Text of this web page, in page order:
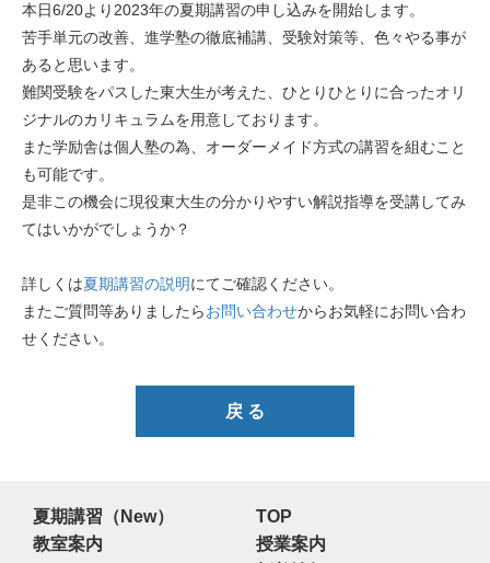
本日6/20より2023年の夏期講習の申し込みを開始します。
苦手単元の改善、進学塾の徹底補講、受験対策等、色々やる事が
あると思います。
難関受験をパスした東大生が考えた、ひとりひとりに合ったオリ
ジナルのカリキュラムを用意しております。
また学励舎は個人塾の為、オーダーメイド方式の講習を組むこと
も可能です。
是非この機会に現役東大生の分かりやすい解説指導を受講してみ
てはいかがでしょうか？
詳しくは夏期講習の説明にてご確認ください。
またご質問等ありましたらお問い合わせからお気軽にお問い合わ
せください。
戻 る
夏期講習（New）
TOP
教室案内
授業案内